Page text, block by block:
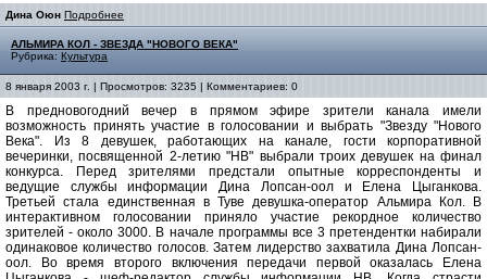
Дина Оюн Подробнее
АЛЬМИРА КОЛ - ЗВЕЗДА "НОВОГО ВЕКА"
Рубрика: Культура
8 января 2003 г. | Просмотров: 3235 | Комментариев: 0
В предновогодний вечер в прямом эфире зрители канала имели
возможность принять участие в голосовании и выбрать "Звезду "Нового
Века". Из 8 девушек, работающих на канале, гости корпоративной
вечеринки, посвященной 2-летию "НВ" выбрали троих девушек на финал
конкурса. Перед зрителями предстали опытные корреспонденты и
ведущие службы информации Дина Лопсан-оол и Елена Цыганкова.
Третьей стала единственная в Туве девушка-оператор Альмира Кол. В
интерактивном голосовании приняло участие рекордное количество
зрителей - около 3000. В начале программы все 3 претендентки набирали
одинаковое количество голосов. Затем лидерство захватила Дина Лопсан-
оол. Во время второго включения передачи первой оказалась Елена